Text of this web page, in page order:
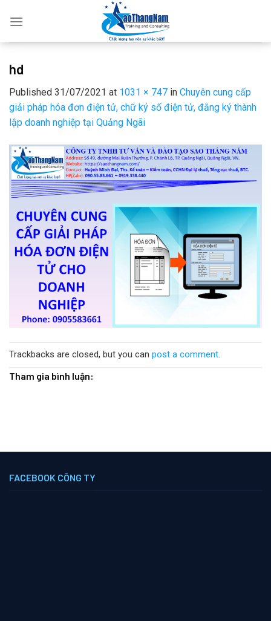
hd
Published 31/07/2021 at 1031 × 747 in Chuyên cung cấp
giải pháp hóa đơn điện tử, chữ ký số điện tử, đăng ký thành
lập doanh nghiệp tại Quảng Ngãi
Trackbacks are closed, but you can post a comment.
Tham gia bình luận:
FACEBOOK CÔNG TY